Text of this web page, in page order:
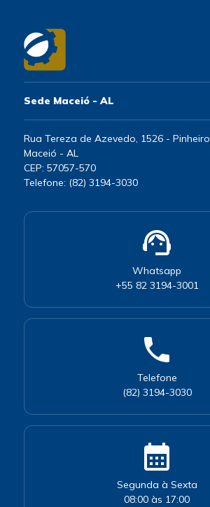
Sede Maceió - AL
Rua Tereza de Azevedo, 1526 - Pinheiro
Maceió - AL
CEP: 57057-570
Telefone: (82) 3194-3030
support_agent
Whatsapp
+55 82 3194-3001
phone
Telefone
(82) 3194-3030
calendar_month
Segunda à Sexta
08:00 às 17:00